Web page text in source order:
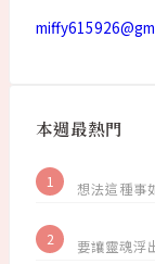
本週最熱門
想法這種事
要讓靈魂浮